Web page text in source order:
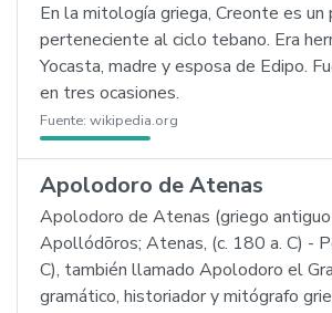
En la mitología griega, Creonte es un
perteneciente al ciclo tebano. Era
Yocasta, madre y esposa de Edipo.
en tres ocasiones.
Fuente: wikipedia.org
Apolodoro de Atenas
Apolodoro de Atenas (griego
Apollódōros; Atenas, (c. 180 a. C) -
C), también llamado Apolodoro el
gramático, historiador y mitógrafo